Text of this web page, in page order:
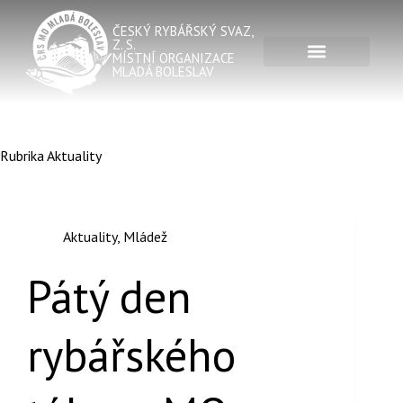
ČESKÝ RYBÁŘSKÝ SVAZ,
Z. S.
MÍSTNÍ ORGANIZACE
MLADÁ BOLESLAV
Rubrika Aktuality
Aktuality, Mládež
Pátý den
rybářského